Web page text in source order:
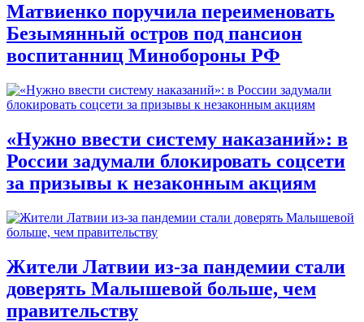
Матвиенко поручила переименовать
Безымянный остров под пансион
воспитанниц Минобороны РФ
«Нужно ввести систему наказаний»: в
России задумали блокировать соцсети
за призывы к незаконным акциям
Жители Латвии из-за пандемии стали
доверять Малышевой больше, чем
правительству